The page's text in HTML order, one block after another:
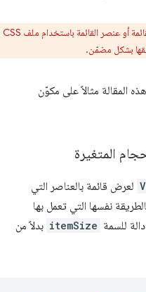
إلى القائمة أو عنصر القائمة باستخدام ملف CSS
بشكل مضمّن.
المتغيرة
قائمة بالعناصر التي
نفسها التي تعمل بها
للسمة itemSize بدلاً من